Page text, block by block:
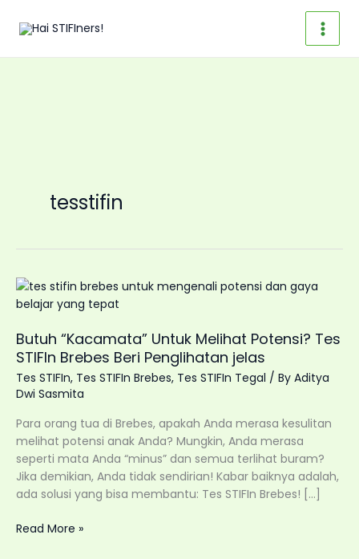
tesstifin
Butuh “Kacamata” Untuk Melihat Potensi? Tes
STIFIn Brebes Beri Penglihatan jelas
Tes STIFIn, Tes STIFIn Brebes, Tes STIFIn Tegal / By Aditya
Dwi Sasmita
Para orang tua di Brebes, apakah Anda merasa kesulitan
melihat potensi anak Anda? Mungkin, Anda merasa
seperti mata Anda “minus” dan semua terlihat buram?
Jika demikian, Anda tidak sendirian! Kabar baiknya adalah,
ada solusi yang bisa membantu: Tes STIFIn Brebes! […]
Butuh
Read More »